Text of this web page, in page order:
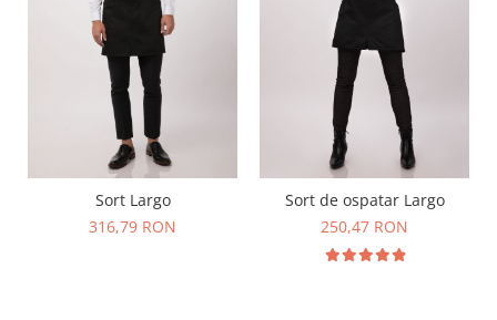
Sort Largo
316,79 RON
Sort de ospatar Largo
250,47 RON